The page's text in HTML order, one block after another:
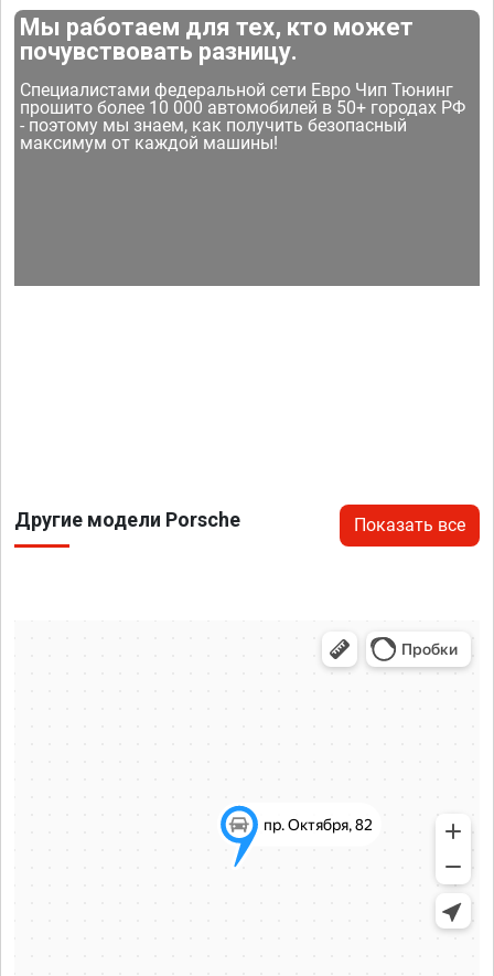
Мы работаем для тех, кто может
почувствовать разницу.
Специалистами федеральной сети Евро Чип Тюнинг
прошито более 10 000 автомобилей в 50+ городах РФ
- поэтому мы знаем, как получить безопасный
максимум от каждой машины!
Другие модели Porsche Показать все